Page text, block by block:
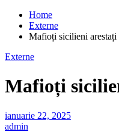
Home
Externe
Mafioți sicilieni arestați
Externe
Mafioți
ianuarie 22, 2025
admin